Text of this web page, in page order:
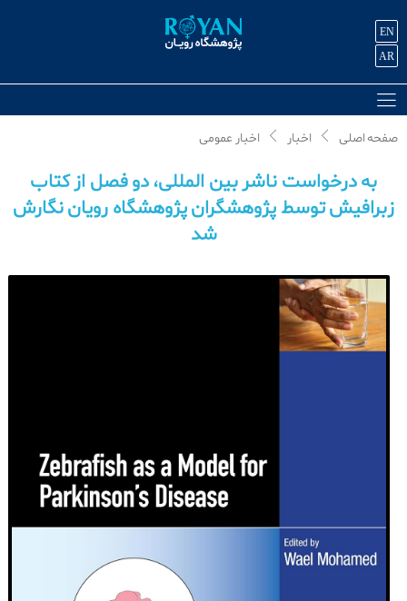
EN
AR
صفحه اصلی اخبار اخبار عمومی
به درخواست ناشر بین المللی، دو فصل از کتاب
زبرافیش توسط پژوهشگران پژوهشگاه رویان نگارش
شد